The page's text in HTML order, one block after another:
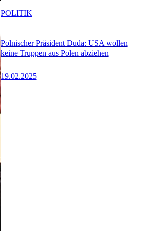
Polnischer Präsident Duda: USA wollen
keine Truppen aus Polen abziehen
19.02.2025
POLITIK